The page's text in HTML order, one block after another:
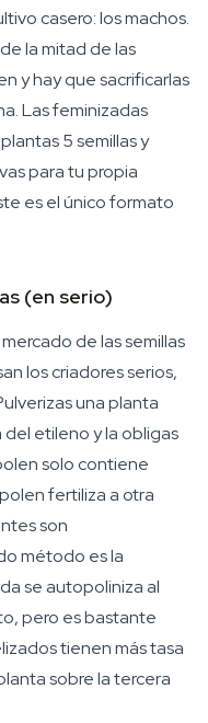
casero: los machos.
la mitad de las
y hay que sacrificarlas
Las feminizadas
5 semillas y
para tu propia
es el único formato
(en serio)
de las semillas
los criadores serios,
una planta
del etileno y la obligas
solo contiene
fertiliza a otra
son
método es la
se autopoliniza al
pero es bastante
tienen más tasa
sobre la tercera